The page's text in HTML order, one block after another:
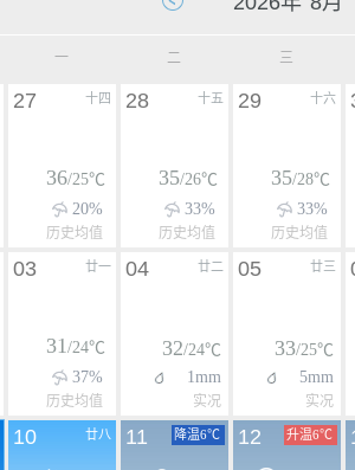
一 二 三
十四
27
36/25℃
20%
历史均值
十五
28
35/26℃
33%
历史均值
十六
29
35/28℃
33%
历史均值
廿一
03
31/24℃
37%
历史均值
廿二
04
32/24℃
1mm
实况
廿三
05
33/25℃
5mm
实况
廿八
10 降温6℃
11 升温6℃
12